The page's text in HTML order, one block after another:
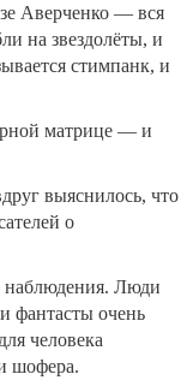
Аверченко — вся
на звездолёты, и
стимпанк, и
матрице — и
выяснилось, что
о
наблюдения. Люди
фантасты очень
человека
шофера.